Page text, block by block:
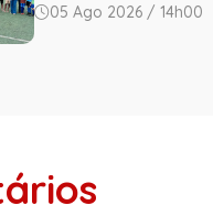
05 Ago 2026 / 14h00